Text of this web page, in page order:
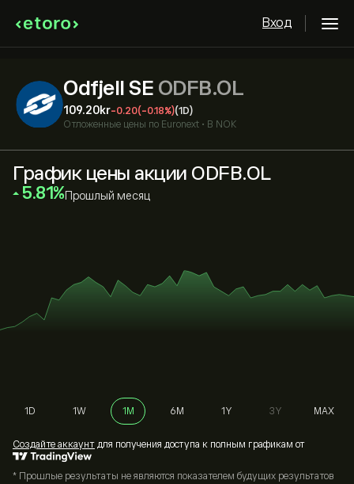
Вход
Odfjell SE ODFB.OL
109.20‎kr‎-0.20(-0.18%)(1D)
Отложенные цены по Euronext • В NOK
График цены акции ODFB.OL
‎5.81‎ Прошлый месяц
1D 1W 1M 6M 1Y 3Y MAX
Cоздайте аккаунт для получения доступа к полным графикам от
* Прошлые результаты не являются показателем будущих результатов